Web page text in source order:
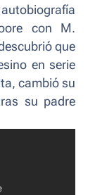
con M.
que
en serie
cambió su
su padre